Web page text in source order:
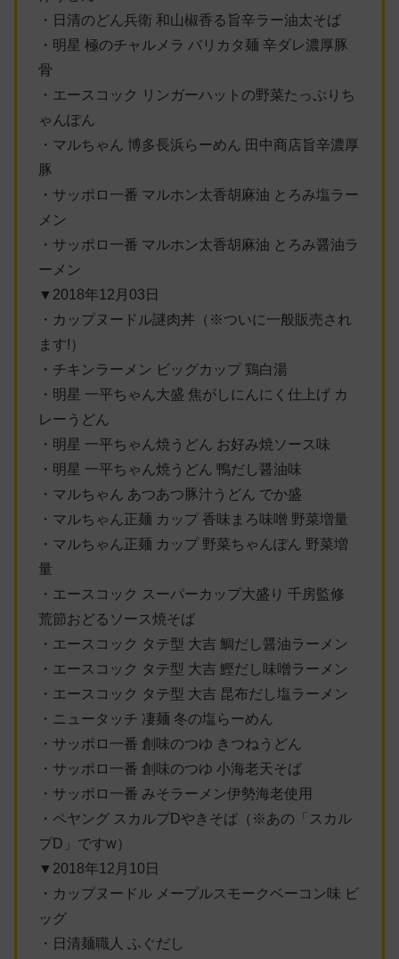
・日清のどん兵衛 和山椒香る旨辛ラー油太そば
・明星 極のチャルメラ バリカタ麺 辛ダレ濃厚豚
骨
・エースコック リンガーハットの野菜たっぷりち
ゃんぽん
・マルちゃん 博多長浜らーめん 田中商店旨辛濃厚
豚
・サッポロ一番 マルホン太香胡麻油 とろみ塩ラー
メン
・サッポロ一番 マルホン太香胡麻油 とろみ醤油ラ
ーメン
▼2018年12月03日
・カップヌードル謎肉丼（※ついに一般販売され
ます!）
・チキンラーメン ビッグカップ 鶏白湯
・明星 一平ちゃん大盛 焦がしにんにく仕上げ カ
レーうどん
・明星 一平ちゃん焼うどん お好み焼ソース味
・明星 一平ちゃん焼うどん 鴨だし醤油味
・マルちゃん あつあつ豚汁うどん でか盛
・マルちゃん正麺 カップ 香味まろ味噌 野菜増量
・マルちゃん正麺 カップ 野菜ちゃんぽん 野菜増
量
・エースコック スーパーカップ大盛り 千房監修
荒節おどるソース焼そば
・エースコック タテ型 大吉 鯛だし醤油ラーメン
・エースコック タテ型 大吉 鰹だし味噌ラーメン
・エースコック タテ型 大吉 昆布だし塩ラーメン
・ニュータッチ 凄麺 冬の塩らーめん
・サッポロ一番 創味のつゆ きつねうどん
・サッポロ一番 創味のつゆ 小海老天そば
・サッポロ一番 みそラーメン伊勢海老使用
・ペヤング スカルプDやきそば（※あの「スカル
プD」ですw）
▼2018年12月10日
・カップヌードル メープルスモークベーコン味 ビ
ッグ
・日清麺職人 ふぐだし